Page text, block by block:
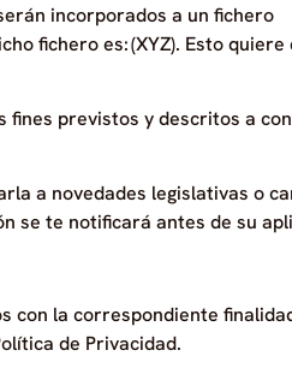
incorporados a un fichero
fichero es: (XYZ). Esto quiere
fines previstos y descritos a
a novedades legislativas o
se te notificará antes de su
con la correspondiente
de Privacidad.